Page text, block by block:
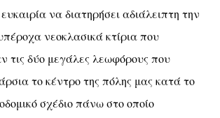
να διατηρήσει αδιάλειπτη την
νεοκλασικά κτίρια που
τις δύο μεγάλες λεωφόρους που
το κέντρο της πόλης μας κατά το
σχέδιο πάνω στο οποίο